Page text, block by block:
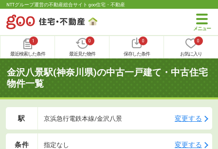
NTTグループ運営の不動産総合サイト goo住宅・不動産
1
最近検索した条件
0
最近見た物件
0
保存した条件
0
お気に入り
金沢八景駅(神奈川県)の中古一戸建て・中古住宅
物件一覧
駅 京浜急行電鉄本線/金沢八景 変更する
条件 指定なし 変更する